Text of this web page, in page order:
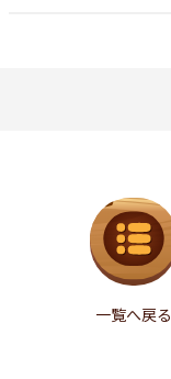
一覧へ戻る